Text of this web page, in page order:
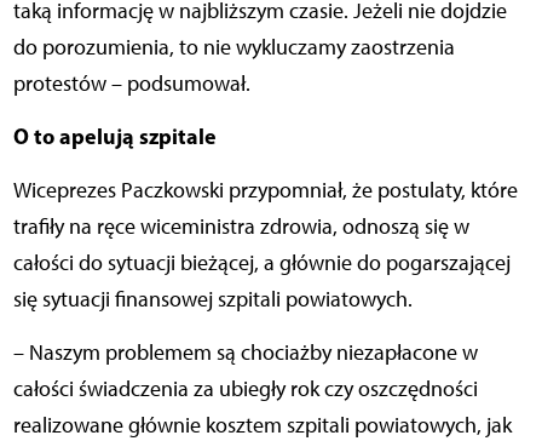
taką informację w najbliższym czasie. Jeżeli nie dojdzie
do porozumienia, to nie wykluczamy zaostrzenia
protestów – podsumował.
O to apelują szpitale
Wiceprezes Paczkowski przypomniał, że postulaty, które
trafiły na ręce wiceministra zdrowia, odnoszą się w
całości do sytuacji bieżącej, a głównie do pogarszającej
się sytuacji finansowej szpitali powiatowych.
– Naszym problemem są chociażby niezapłacone w
całości świadczenia za ubiegły rok czy oszczędności
realizowane głównie kosztem szpitali powiatowych, jak